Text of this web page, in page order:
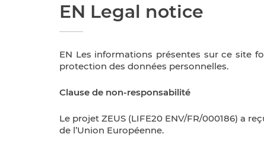
EN Legal notice
EN Les informations présentes sur ce site
protection des données personnelles.
Clause de non-responsabilité
Le projet ZEUS (LIFE20 ENV/FR/000186) a
de l’Union Européenne.